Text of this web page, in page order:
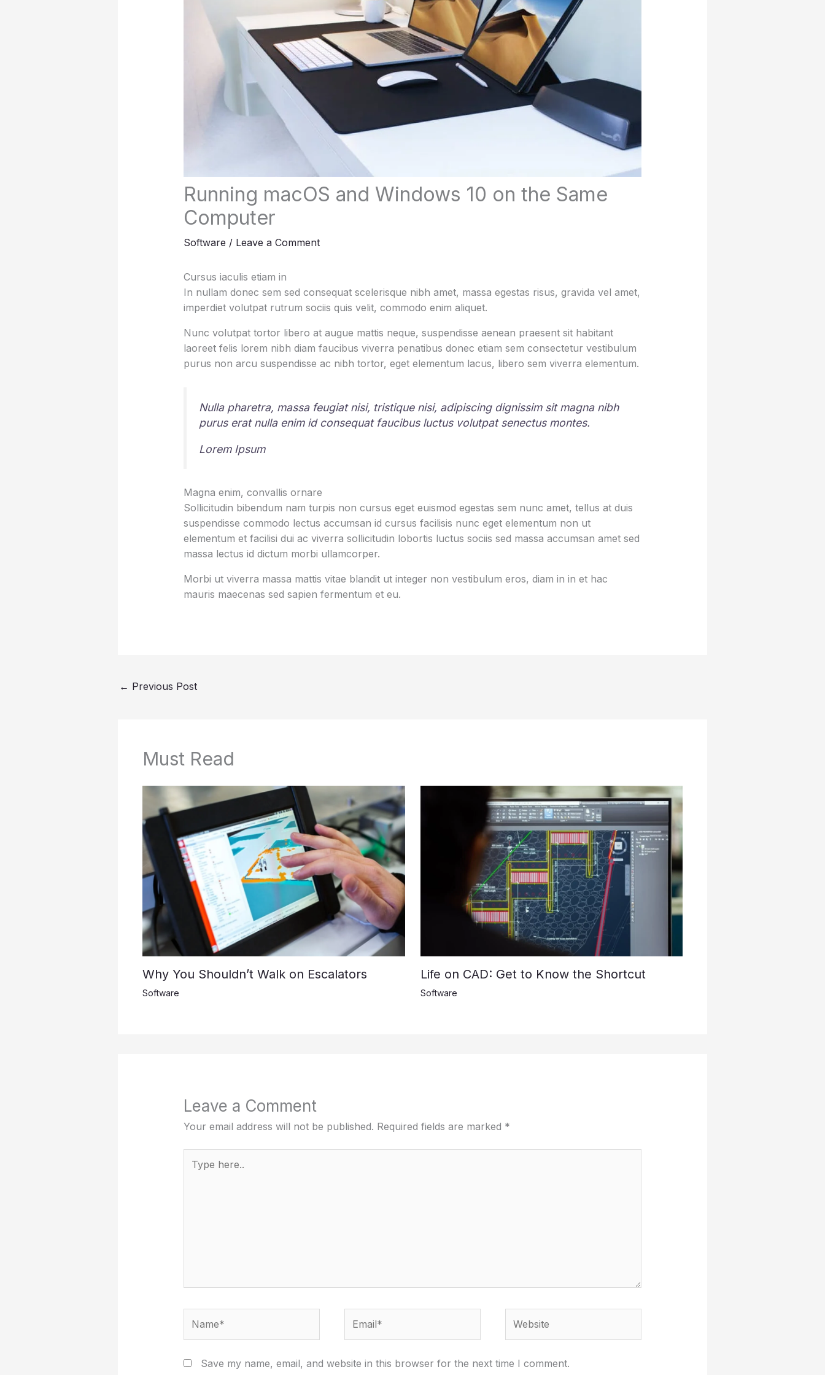
Running macOS and Windows 10 on the Same
Computer
Software / Leave a Comment
Cursus iaculis etiam in
In nullam donec sem sed consequat scelerisque nibh amet, massa egestas risus, gravida vel amet,
imperdiet volutpat rutrum sociis quis velit, commodo enim aliquet.
Nunc volutpat tortor libero at augue mattis neque, suspendisse aenean praesent sit habitant
laoreet felis lorem nibh diam faucibus viverra penatibus donec etiam sem consectetur vestibulum
purus non arcu suspendisse ac nibh tortor, eget elementum lacus, libero sem viverra elementum.
Nulla pharetra, massa feugiat nisi, tristique nisi, adipiscing dignissim sit magna nibh
purus erat nulla enim id consequat faucibus luctus volutpat senectus montes.
Lorem Ipsum
Magna enim, convallis ornare
Sollicitudin bibendum nam turpis non cursus eget euismod egestas sem nunc amet, tellus at duis
suspendisse commodo lectus accumsan id cursus facilisis nunc eget elementum non ut
elementum et facilisi dui ac viverra sollicitudin lobortis luctus sociis sed massa accumsan amet sed
massa lectus id dictum morbi ullamcorper.
Morbi ut viverra massa mattis vitae blandit ut integer non vestibulum eros, diam in in et hac
mauris maecenas sed sapien fermentum et eu.
← Previous Post
Must Read
Why You Shouldn’t Walk on Escalators
Software
Life on CAD: Get to Know the Shortcut
Software
Leave a Comment
Your email address will not be published. Required fields are marked *
here..
Save my name, email, and website in this browser for the next time I comment.